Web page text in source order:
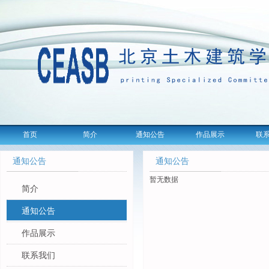
首页 简介 通知公告 作品展示 联
通知公告
简介
通知公告
作品展示
联系我们
通知公告
暂无数据